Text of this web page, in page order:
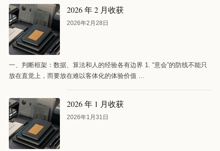
2026 年 2 月收获
2026年2月28日
一、判断框架：数据、算法和人的经验各有边界 1. “意会”的防线不能只
放在直觉上，而要放在难以客体化的体验价值 …
2026 年 1 月收获
2026年1月31日